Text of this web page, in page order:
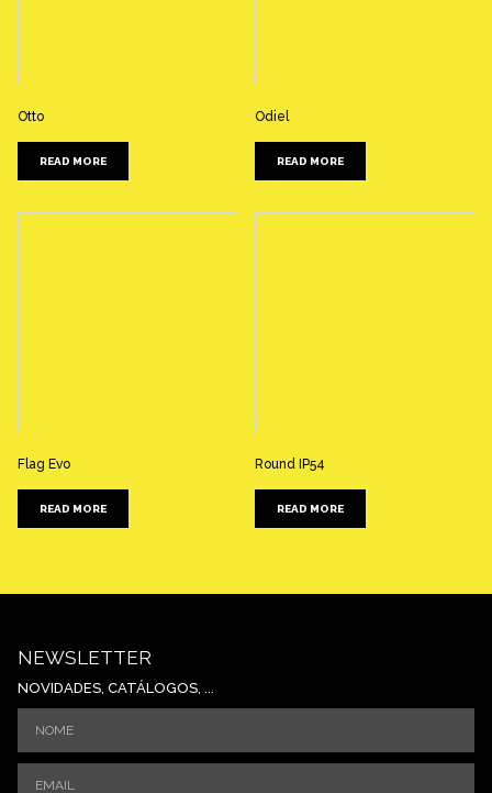
Otto
READ MORE
Odiel
READ MORE
Flag Evo
READ MORE
Round IP54
READ MORE
NEWSLETTER
NOVIDADES, CATÁLOGOS, ...